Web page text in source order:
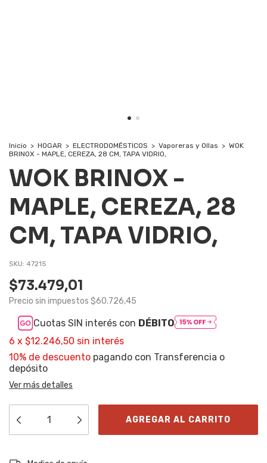
Inicio > HOGAR > ELECTRODOMÉSTICOS > Vaporeras y Ollas > WOK
BRINOX - MAPLE, CEREZA, 28 CM, TAPA VIDRIO,
WOK BRINOX -
MAPLE, CEREZA, 28
CM, TAPA VIDRIO,
SKU: 47215
$73.479,01
Precio sin impuestos $60.726,45
Cuotas SIN interés con DÉBITO
6 x $12.246,50 sin interés
10% de descuento pagando con Transferencia o
depósito
Ver más detalles
Entregas para el CP: